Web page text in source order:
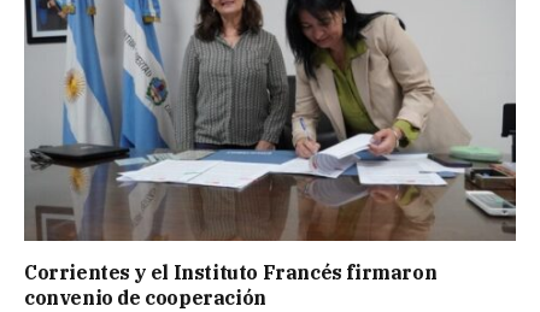
Corrientes y el Instituto Francés firmaron
convenio de cooperación